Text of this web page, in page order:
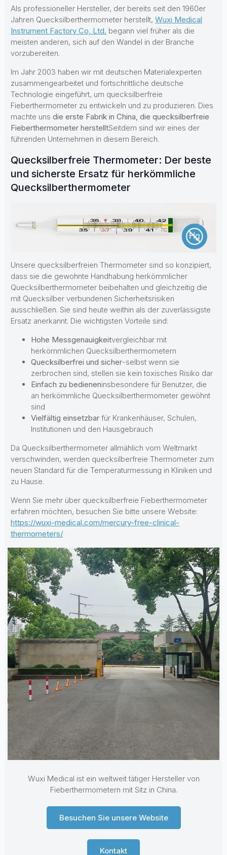
Als professioneller Hersteller, der bereits seit den 1960er
Jahren Quecksilberthermometer herstellt, Wuxi Medical
Instrument Factory Co, Ltd. begann viel früher als die
meisten anderen, sich auf den Wandel in der Branche
vorzubereiten.
Im Jahr 2003 haben wir mit deutschen Materialexperten
zusammengearbeitet und fortschrittliche deutsche
Technologie eingeführt, um quecksilberfreie
Fieberthermometer zu entwickeln und zu produzieren. Dies
machte uns die erste Fabrik in China, die quecksilberfreie
Fieberthermometer herstelltSeitdem sind wir eines der
führenden Unternehmen in diesem Bereich.
Quecksilberfreie Thermometer: Der beste
und sicherste Ersatz für herkömmliche
Quecksilberthermometer
Unsere quecksilberfreien Thermometer sind so konzipiert,
dass sie die gewohnte Handhabung herkömmlicher
Quecksilberthermometer beibehalten und gleichzeitig die
mit Quecksilber verbundenen Sicherheitsrisiken
ausschließen. Sie sind heute weithin als der zuverlässigste
Ersatz anerkannt. Die wichtigsten Vorteile sind:
Hohe Messgenauigkeitvergleichbar mit
herkömmlichen Quecksilberthermometern
Quecksilberfrei und sicher-selbst wenn sie
zerbrochen sind, stellen sie kein toxisches Risiko dar
Einfach zu bedieneninsbesondere für Benutzer, die
an herkömmliche Quecksilberthermometer gewöhnt
sind
Vielfältig einsetzbar für Krankenhäuser, Schulen,
Institutionen und den Hausgebrauch
Da Quecksilberthermometer allmählich vom Weltmarkt
verschwinden, werden quecksilberfreie Thermometer zum
neuen Standard für die Temperaturmessung in Kliniken und
zu Hause.
Wenn Sie mehr über quecksilberfreie Fieberthermometer
erfahren möchten, besuchen Sie bitte unsere Website:
https://wuxi-medical.com/mercury-free-clinical-
thermometers/
Wuxi Medical ist ein weltweit tätiger Hersteller von
Fieberthermometern mit Sitz in China.
Besuchen Sie unsere Website
Kontakt